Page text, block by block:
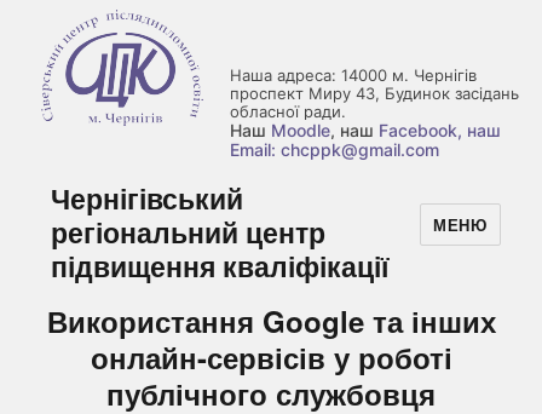
Наша адреса: 14000 м. Чернігів
проспект Миру 43, Будинок засідань
обласної ради.
Наш Moodle, наш Facebook, наш
Email: chcppk@gmail.com
Чернігівський
регіональний центр
підвищення кваліфікації
МЕНЮ
Використання Google та інших
онлайн-сервісів у роботі
публічного службовця